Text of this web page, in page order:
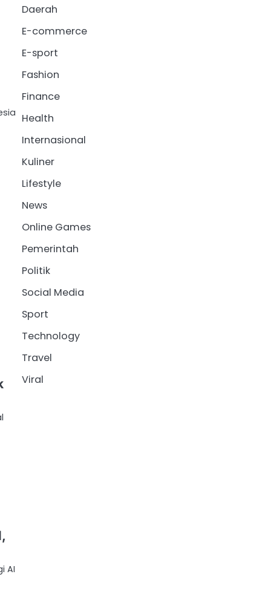
AI
Daerah
E-commerce
E-sport
Fashion
Finance
Health
Internasional
Kuliner
Lifestyle
News
Online Games
Pemerintah
Politik
Social Media
Sport
Technology
Travel
Viral